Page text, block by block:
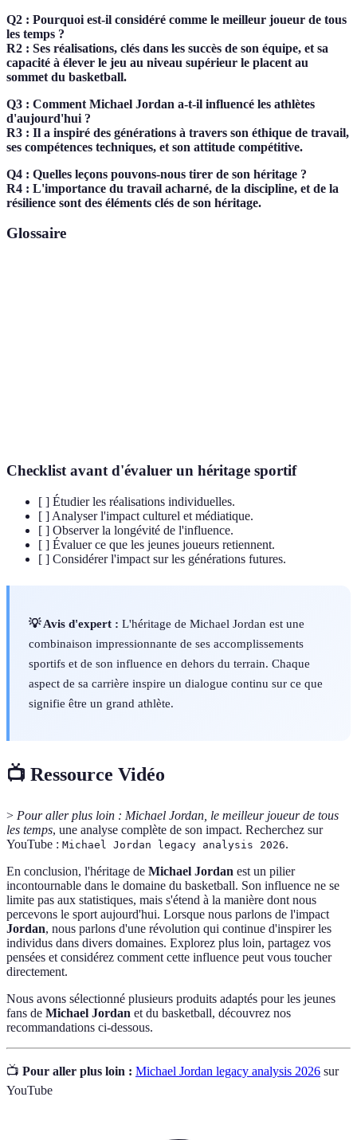
Q2 : Pourquoi est-il considéré comme le meilleur joueur de tous
les temps ?
R2 : Ses réalisations, clés dans les succès de son équipe, et sa
capacité à élever le jeu au niveau supérieur le placent au
sommet du basketball.
Q3 : Comment Michael Jordan a-t-il influencé les athlètes
d'aujourd'hui ?
R3 : Il a inspiré des générations à travers son éthique de travail,
ses compétences techniques, et son attitude compétitive.
Q4 : Quelles leçons pouvons-nous tirer de son héritage ?
R4 : L'importance du travail acharné, de la discipline, et de la
résilience sont des éléments clés de son héritage.
Glossaire
Checklist avant d'évaluer un héritage sportif
[ ] Étudier les réalisations individuelles.
[ ] Analyser l'impact culturel et médiatique.
[ ] Observer la longévité de l'influence.
[ ] Évaluer ce que les jeunes joueurs retiennent.
[ ] Considérer l'impact sur les générations futures.
💡 Avis d'expert : L'héritage de Michael Jordan est une
combinaison impressionnante de ses accomplissements
sportifs et de son influence en dehors du terrain. Chaque
aspect de sa carrière inspire un dialogue continu sur ce que
signifie être un grand athlète.
📺 Ressource Vidéo
> Pour aller plus loin : Michael Jordan, le meilleur joueur de tous
les temps, une analyse complète de son impact. Recherchez sur
YouTube : Michael Jordan legacy analysis 2026.
En conclusion, l'héritage de Michael Jordan est un pilier
incontournable dans le domaine du basketball. Son influence ne se
limite pas aux statistiques, mais s'étend à la manière dont nous
percevons le sport aujourd'hui. Lorsque nous parlons de l'impact
Jordan, nous parlons d'une révolution qui continue d'inspirer les
individus dans divers domaines. Explorez plus loin, partagez vos
pensées et considérez comment cette influence peut vous toucher
directement.
Nous avons sélectionné plusieurs produits adaptés pour les jeunes
fans de Michael Jordan et du basketball, découvrez nos
recommandations ci-dessous.
📺 Pour aller plus loin : Michael Jordan legacy analysis 2026 sur
YouTube